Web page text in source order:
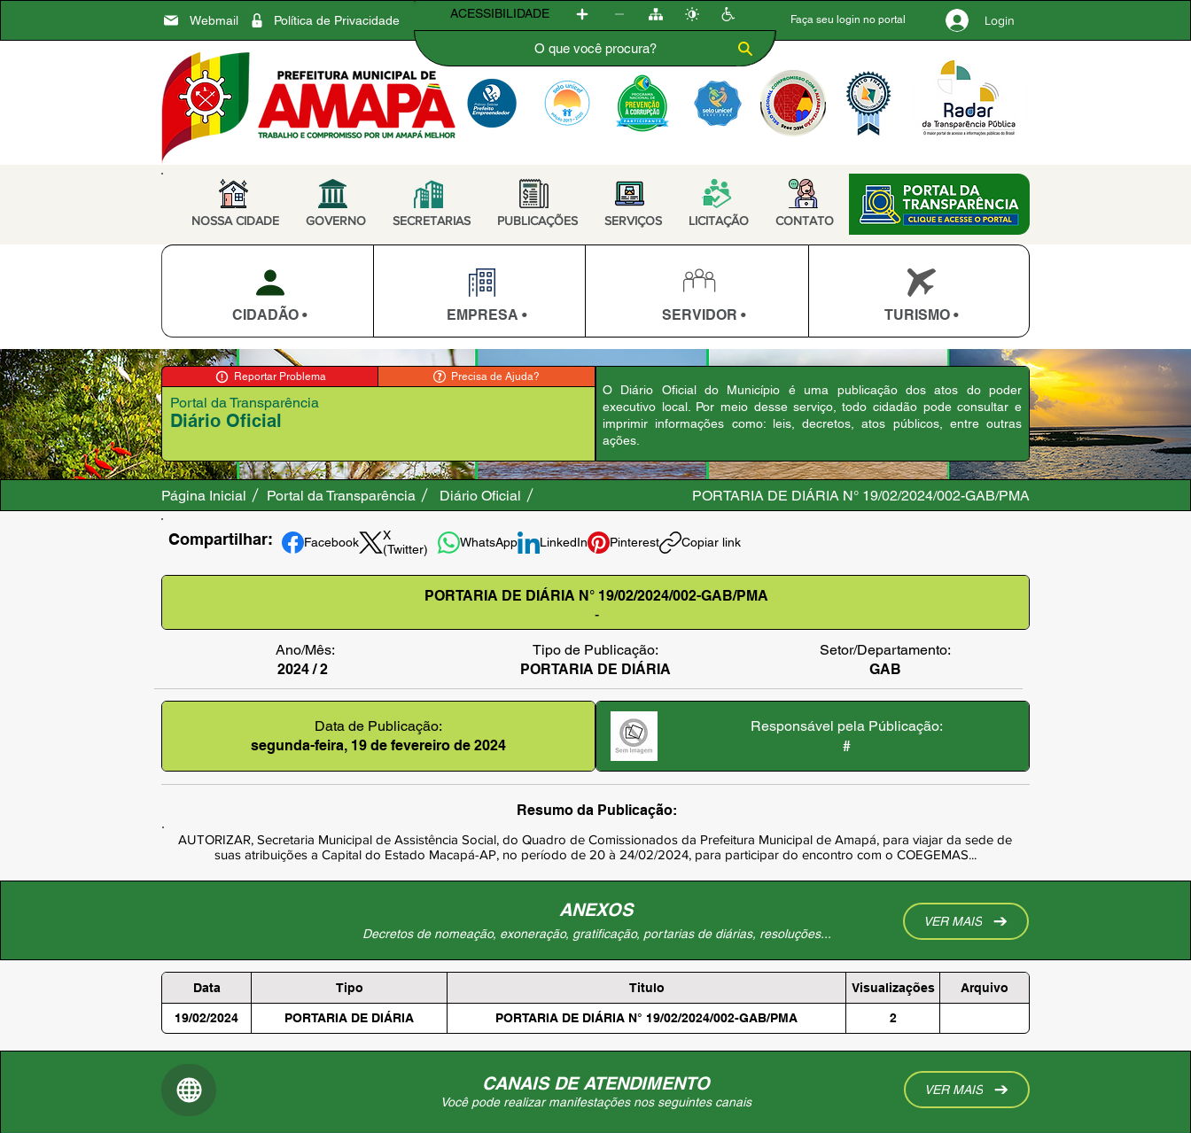
Webmail Política de Privacidade Faça seu login no portal Login
ACESSIBILIDADE
NOSSA CIDADE GOVERNO SECRETARIAS PUBLICAÇÕES SERVIÇOS LICITAÇÃO CONTATO
CIDADÃO • EMPRESA • SERVIDOR • TURISMO •
Reportar Problema Precisa de Ajuda?
Diário Oficial
Portal da Transparência
O Diário Oficial do Município é uma publicação dos atos do poder
executivo local. Por meio desse serviço, todo cidadão pode consultar e
imprimir informações como: leis, decretos, atos públicos, entre outras
ações.
Página Inicial Portal da Transparência Diário Oficial PORTARIA DE DIÁRIA N° 19/02/2024/002-GAB/PMA
Compartilhar: Facebook
X
(Twitter)
WhatsApp LinkedIn Pinterest Copiar link
PORTARIA DE DIÁRIA N° 19/02/2024/002-GAB/PMA
-
Ano/Mês:
2024 / 2
Tipo de Publicação:
PORTARIA DE DIÁRIA
Setor/Departamento:
GAB
Data de Publicação:
segunda-feira, 19 de fevereiro de 2024
Responsável pela Públicação:
#
Resumo da Publicação:
AUTORIZAR, Secretaria Municipal de Assistência Social, do Quadro de Comissionados da Prefeitura Municipal de Amapá, para viajar da sede de
suas atribuições a Capital do Estado Macapá-AP, no período de 20 à 24/02/2024, para participar do encontro com o COEGEMAS...
ANEXOS
Decretos de nomeação, exoneração, gratificação, portarias de diárias, resoluções...
VER MAIS
Data Tipo Titulo Visualizações Arquivo
19/02/2024 PORTARIA DE DIÁRIA PORTARIA DE DIÁRIA N° 19/02/2024/002-GAB/PMA 2
CANAIS DE ATENDIMENTO
Você pode realizar manifestações nos seguintes canais
VER MAIS